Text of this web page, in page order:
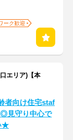
ーク歓迎
エリア)【本
者向け住宅staf
見守り中心で
★